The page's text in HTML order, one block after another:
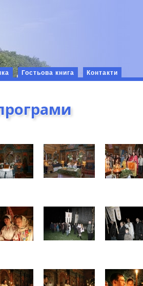
Гостьова книга Контакти